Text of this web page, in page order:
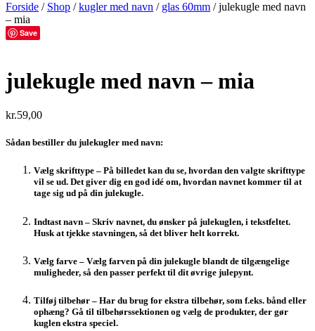
Forside / Shop /kugler med navn / glas 60mm / julekugle med navn
– mia
Save
julekugle med navn – mia
kr.59,00
Sådan bestiller du julekugler med navn:
Vælg skrifttype – På billedet kan du se, hvordan den valgte skrifttype
vil se ud. Det giver dig en god idé om, hvordan navnet kommer til at
tage sig ud på din julekugle.
Indtast navn – Skriv navnet, du ønsker på julekuglen, i tekstfeltet.
Husk at tjekke stavningen, så det bliver helt korrekt.
Vælg farve – Vælg farven på din julekugle blandt de tilgængelige
muligheder, så den passer perfekt til dit øvrige julepynt.
Tilføj tilbehør – Har du brug for ekstra tilbehør, som f.eks. bånd eller
ophæng? Gå til tilbehørssektionen og vælg de produkter, der gør
kuglen ekstra speciel.